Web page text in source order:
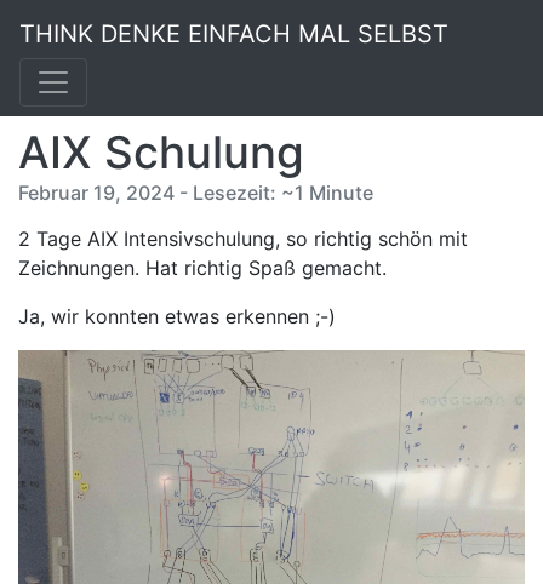
THINK DENKE EINFACH MAL SELBST
AIX Schulung
Februar 19, 2024 - Lesezeit: ~1 Minute
2 Tage AIX Intensivschulung, so richtig schön mit
Zeichnungen. Hat richtig Spaß gemacht.
Ja, wir konnten etwas erkennen ;-)